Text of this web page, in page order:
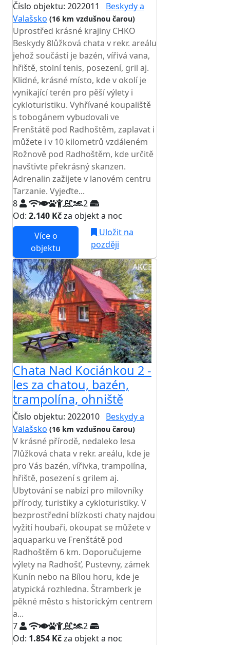
Číslo objektu: 2022011
Beskydy a
Valašsko (16 km vzdušnou čarou)
Uprostřed krásné krajiny CHKO
Beskydy 8lůžková chata v rekr. areálu
jehož součástí je bazén, vířivá vana,
hřiště, stolní tenis, posezení, gril aj.
Klidné, krásné místo, kde v okolí je
vynikající terén pro pěší výlety i
cykloturistiku. Vyhřívané koupaliště
s tobogánem vybudovali ve
Frenštátě pod Radhoštěm, zaplavat i
můžete i v 10 kilometrů vzdáleném
Rožnově pod Radhoštěm, kde určitě
navštivte překrásný skanzen.
Adrenalin zažijete v lanovém centru
Tarzanie. Vyjeďte...
8
2
Od: 2.140 Kčza objekt a noc
Více o
objektu
Uložit na
později
AKCE
Chata Nad Kociánkou 2 -
les za chatou, bazén,
trampolína, ohniště
Číslo objektu: 2022010 Beskydy a
Valašsko (16 km vzdušnou čarou)
V krásné přírodě, nedaleko lesa
7lůžková chata v rekr. areálu, kde je
pro Vás bazén, vířivka, trampolína,
hřiště, posezení s grilem aj.
Ubytování se nabízí pro milovníky
přírody, turistiky a cykloturistiky. V
bezprostřední blízkosti chaty najdou
vyžití houbaři, okoupat se můžete v
aquaparku ve Frenštátě pod
Radhoštěm 6 km. Doporučujeme
výlety na Radhošť, Pustevny, zámek
Kunín nebo na Bílou horu, kde je
atypická rozhledna. Štramberk je
pěkné město s historickým centrem
a...
7
2
Od: 1.854 Kčza objekt a noc